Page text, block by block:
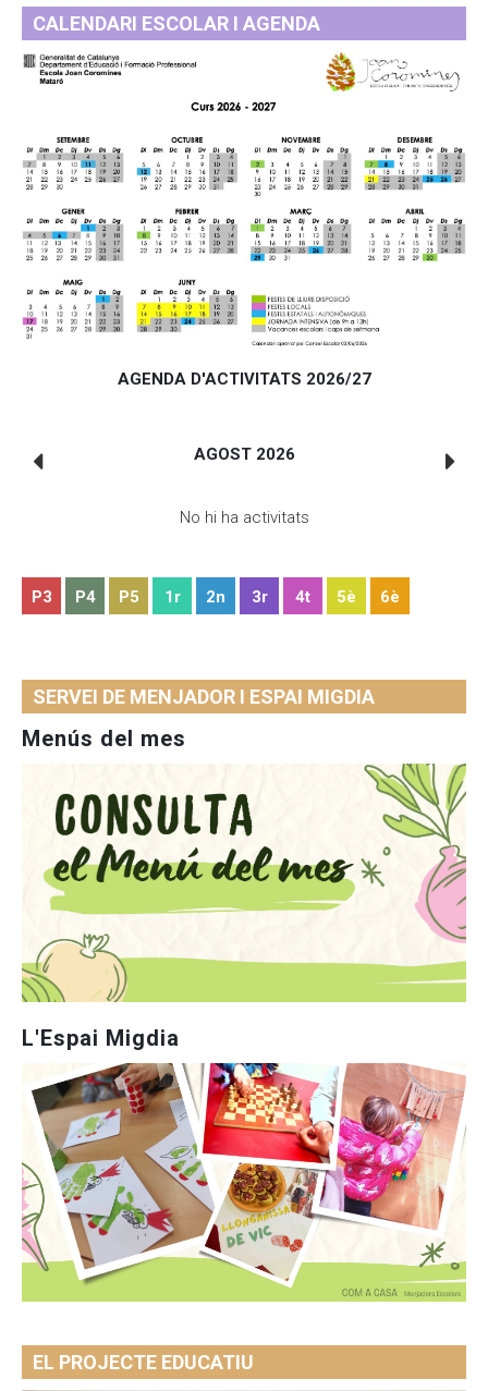
CALENDARI ESCOLAR I AGENDA
AGENDA D'ACTIVITATS 2026/27
AGOST 2026
No hi ha activitats
P3 P4 P5 1r 2n 3r 4t 5è 6è
SERVEI DE MENJADOR I ESPAI MIGDIA
Menús del mes
L'Espai Migdia
EL PROJECTE EDUCATIU